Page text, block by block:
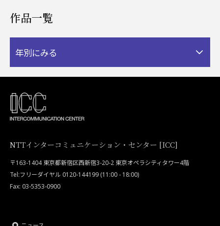
作品一覧
年別にみる
NTTインターコミュニケーション・センター [ICC]
〒163-1404 東京都新宿区西新宿3-20-2 東京オペラシティタワー4階
Tel:フリーダイヤル 0120-144199 (11:00 - 18:00)
Fax: 03-5353-0900